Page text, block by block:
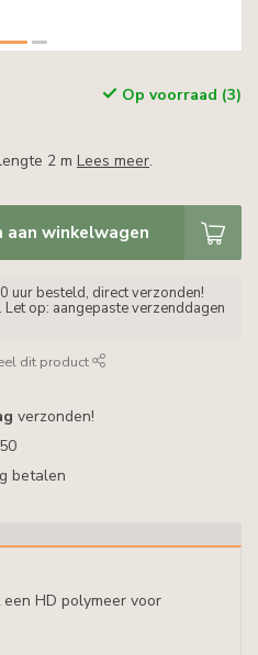
Op voorraad (3)
2 m Lees meer.
aan winkelwagen
uur besteld, direct verzonden!
op: aangepaste verzenddagen
dit product
verzonden!
betalen
HD polymeer voor